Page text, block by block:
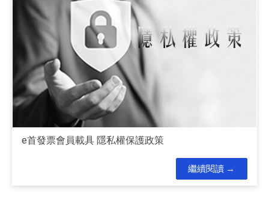
e首發票會員載具 隱私權保護政策
繼續閱讀